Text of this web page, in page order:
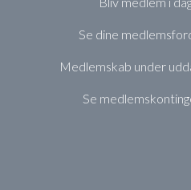
Se dine
Medlemskab under
Se